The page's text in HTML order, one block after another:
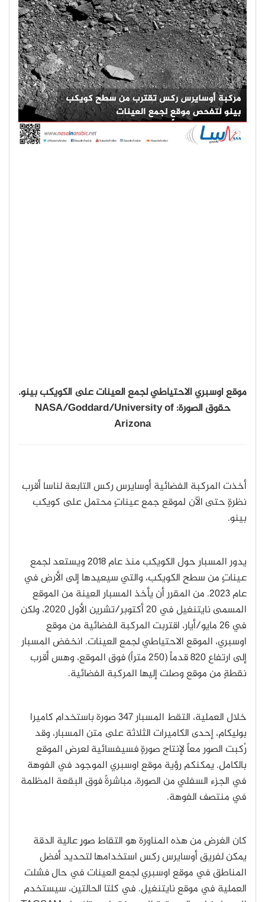
موقع اوسبري الاحتياطي لجمع العينات على الكويكب بينو.
حقوق الصورة: NASA/Goddard/University of
Arizona
أخذت المركبة الفضائية أوسايرس ركس التابعة لناسا أقرب
نظرةٍ حتى الآن لموقع جمع عيناتٍ محتمل على كويكب
بينو.
يدور المسبار حول الكويكب منذ عام 2018 ويستعد لجمع
عيناتٍ من سطح الكويكب، والتي سيعيدها إلى الأرض في
عام 2023. من المقرر أن يأخذ المسبار العينة من الموقع
المسمى نايتنغيل في 20 أكتوبر
/
تشرين الأول 2020، ولكن
في 26 مايو
/أيار، اقتربت المركبة الفضائية من موقع
اوسبري، الموقع الاحتياطي لجمع العينات. انخفض المسبار
إلى ارتفاع 820 قدماً (250 متراً) فوق الموقع، وهس أقرب
نقطةٍ من موقع وصلت إليها المركبة الفضائية.
خلال العملية، التقط المسبار 347 صورة باستخدام كاميرا
بوليكام، إحدى الكاميرات الثلاثة على متن المسبار، وقد
رُكبت الصور معاً لإنتاج صورةٍ فسيفسائية لعرض الموقع
بالكامل. يمكنكم رؤية موقع اوسبري الموجود في الفوهة
في الجزء السفلي من الصورة، مباشرةً فوق البقعة المظلمة
في منتصف الفوهة.
كان الغرض من هذه المناورة هو التقاط صورٍ عالية الدقة
يمكن لفريق أوسايرس ركس استخدامها لتحديد أفضل
المناطق في موقع اوسبري لجمع العينات في حال فشلت
العملية في موقع نايتنغيل. في كلتا الحالتين، سيستخدم